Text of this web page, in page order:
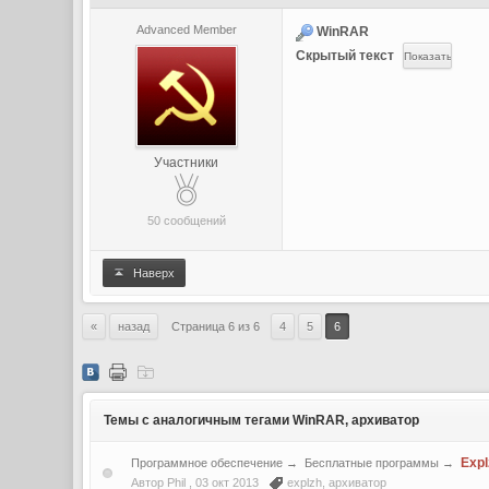
Advanced Member
Участники
50 сообщений
WinRAR
Скрытый текст
Наверх
« назад Страница 6 из 6 4 5 6
Темы с аналогичным тегами WinRAR, архиватор
Программное обеспечение → Бесплатные программы →
Автор Phil ,03 окт 2013 explzh ,архиватор